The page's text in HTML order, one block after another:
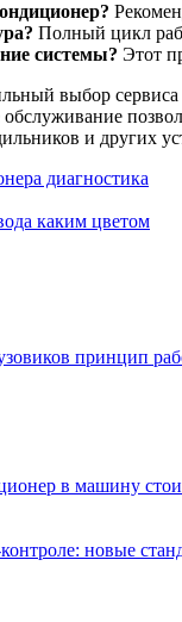
Полный цикл
системы? Этот
выбор
и других
диагностика
каким цветом
принцип
в машину
новые